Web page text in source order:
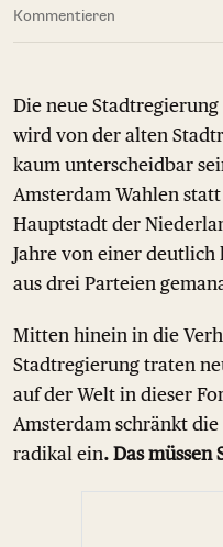
Kommentieren
Die neue
wird von der alten
kaum unterscheidbar
Amsterdam Wahlen
Hauptstadt der
Jahre von einer
aus drei Parteien
Mitten hinein in die
Stadtregierung traten
auf der Welt in dieser
Amsterdam schränkt
radikal ein. Das müssen